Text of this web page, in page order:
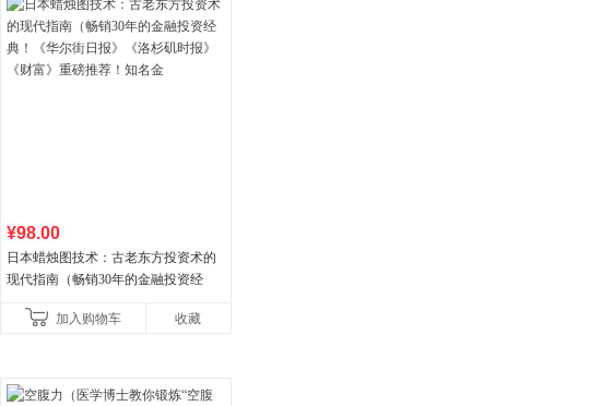
¥98.00
日本蜡烛图技术：古老东方投资术的
现代指南（畅销30年的金融投资经
《财富》重磅推荐！知名金
加入购物车 收藏